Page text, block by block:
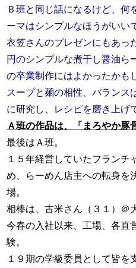
Ｂ班と同じ話になるけど、何
ーマはシンプルなほうがいい
衣笠さんのプレゼンにもあっ
円のシンプルな煮干し醤油ら
の卒業制作にはよかったかも
スープと麺の相性、バランス
に研究し、レシピを磨き上げ
Ａ班の作品は、「まろやか豚
最後はＡ班。
１５年経営していたフランチ
め、らーめん店主への転身を
場。
相棒は、古米さん（３１）＠
今春の入社以来、工場、各直
験。
１９期の学級委員として皆を